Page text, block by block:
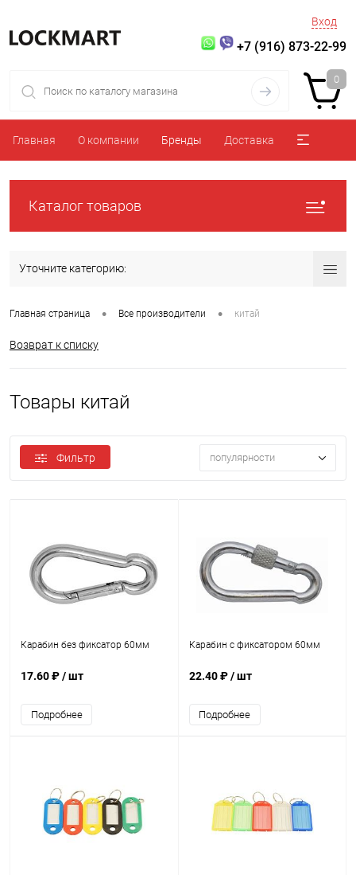
Вход
+7 (916) 873-22-99
0
Главная О компании Бренды Доставка
Каталог товаров
Уточните категорию:
Главная страница • Все производители • китай
Возврат к списку
Товары китай
Фильтр популярности
Карабин без фиксатор 60мм
17.60 ₽/ шт
Подробнее
Карабин с фиксатором 60мм
22.40 ₽/ шт
Подробнее